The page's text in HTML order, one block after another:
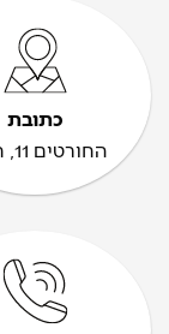
כתובת
החורטים 11, חולון